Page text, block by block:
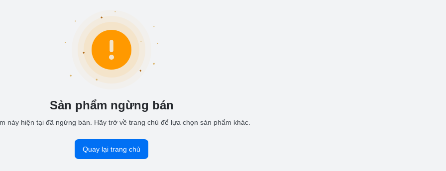
Sản phẩm ngừng bán
này hiện tại đã ngừng bán. Hãy trở về trang chủ để lựa chọn sản phẩm khác.
Quay lại trang chủ